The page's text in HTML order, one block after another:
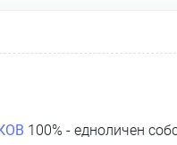
100% - едноличен